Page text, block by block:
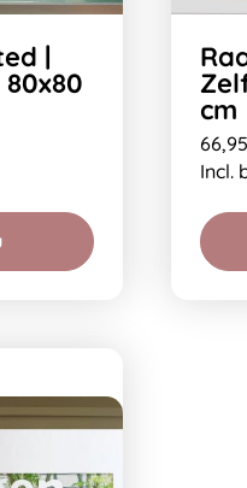
|
cm
66,95
Incl.